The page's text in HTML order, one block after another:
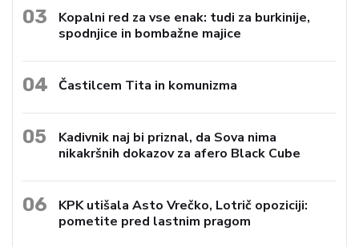
03
Kopalni red za vse enak: tudi za burkinije,
spodnjice in bombažne majice
04 Častilcem Tita in komunizma
05
Kadivnik naj bi priznal, da Sova nima
nikakršnih dokazov za afero Black Cube
06
KPK utišala Asto Vrečko, Lotrič opoziciji:
pometite pred lastnim pragom